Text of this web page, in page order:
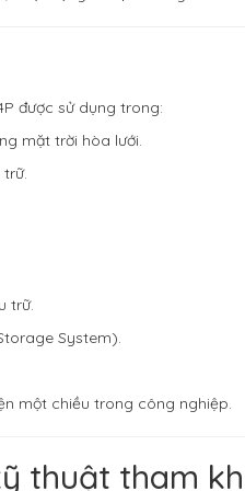
được sử dụng trong:
mặt trời hòa lưới.
trữ.
System).
một chiều trong công nghiệp.
thuật tham